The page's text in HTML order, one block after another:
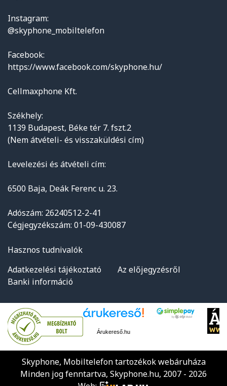
Instagram:
@skyphone_mobiltelefon
Facebook:
https://www.facebook.com/skyphone.hu/
Cellmaxphone Kft.
Székhely:
1139 Budapest, Béke tér 7. fszt.2
(Nem átvételi- és visszaküldési cím)
Levelezési és átvételi cím:
6500 Baja, Deák Ferenc u. 23.
Adószám: 26240512-2-41
Cégjegyzékszám: 01-09-430087
Hasznos tudnivalók
Adatkezelési tájékoztató
Banki információ
Az előjegyzésről
Árukereső.hu
Skyphone, Mobiltelefon tartozékok webáruháza
Minden jog fenntartva, Skyphone.hu, 2007 - 2026